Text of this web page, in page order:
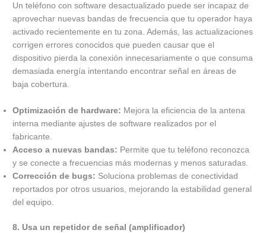
Un teléfono con software desactualizado puede ser incapaz de
aprovechar nuevas bandas de frecuencia que tu operador haya
activado recientemente en tu zona. Además, las actualizaciones
corrigen errores conocidos que pueden causar que el
dispositivo pierda la conexión innecesariamente o que consuma
demasiada energía intentando encontrar señal en áreas de
baja cobertura.
Optimización de hardware: Mejora la eficiencia de la antena
interna mediante ajustes de software realizados por el
fabricante.
Acceso a nuevas bandas: Permite que tu teléfono reconozca
y se conecte a frecuencias más modernas y menos saturadas.
Corrección de bugs: Soluciona problemas de conectividad
reportados por otros usuarios, mejorando la estabilidad general
del equipo.
8. Usa un repetidor de señal (amplificador)